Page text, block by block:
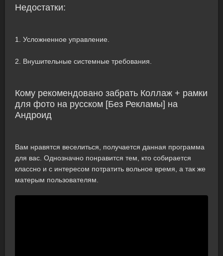
Недостатки:
1. Усложненное управление.
2. Внушительные системные требования.
Кому рекомендовано забрать Коллаж + рамки
для фото на русском [Без Рекламы] на
Андроид
Вам нравятся веселиться, получается данная программа
для вас. Однозначно понравится тем, кто собирается
классно и с интересом потратить вольное время, а так же
матерым пользователям.